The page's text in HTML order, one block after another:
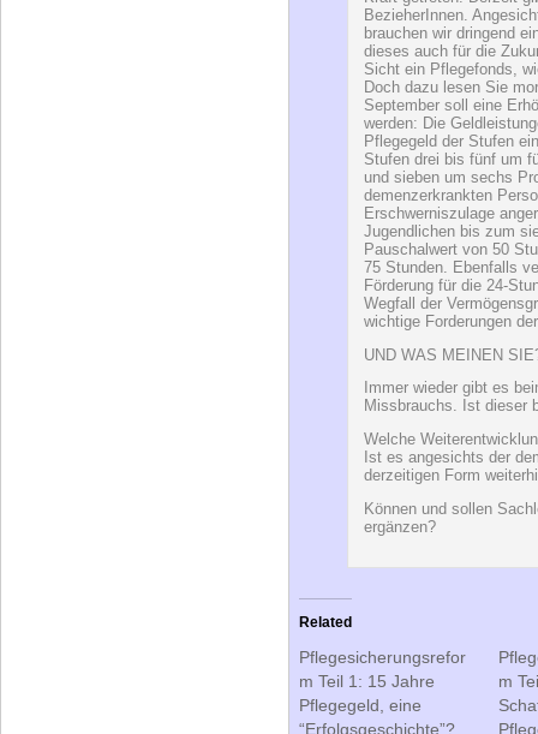
September soll eine
werden: Die
Pflegegeld der Stufen
Stufen drei bis fünf um
und sieben um sechs
demenzerkrankten
Erschwerniszulage
Jugendlichen bis zum
Pauschalwert von 50
75 Stunden. Ebenfalls
Förderung für die 24-
Wegfall der
wichtige Forderungen
UND WAS MEINEN
Immer wieder gibt es
Missbrauchs. Ist dieser
Welche
derzeitigen Form
ergänzen?
Pflegesicherungsrefor
m Teil 1: 15 Jahre
Pflegegeld, eine
14. September 2008
In "Allgemein"
14.
In